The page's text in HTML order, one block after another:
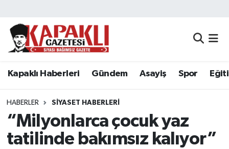
Kapaklı Haberleri Gündem Asayiş Spor
HABERLER SIYASET HABERLERI
“Milyonlarca çocuk yaz
tatilinde bakımsız kalıyor”
Kapaklı Haberleri
Asayiş
Spor
Eğitim
Tekirdağ Nöbetçi Eczaneler
Tekirdağ Namaz Vakitleri
Tekirdağ Trafik Yoğunluk Haritası
Süper Lig Puan Durumu ve Fikstür